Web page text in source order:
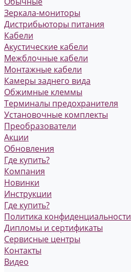
Зеркала-мониторы
Дистрибьюторы питания
Кабели
Акустические кабели
Межблочные кабели
Монтажные кабели
Камеры заднего вида
Обжимные клеммы
Терминалы предохранителя
Установочные комплекты
Преобразователи
Акции
Обновления
Где купить?
Компания
Новинки
Инструкции
Где купить?
Политика конфиденциальности
Дипломы и сертификаты
Сервисные центры
Контакты
Видео